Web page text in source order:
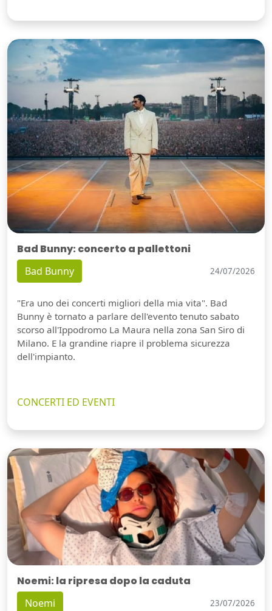
Bad Bunny: concerto a pallettoni
Bad Bunny 24/07/2026
"Era uno dei concerti migliori della mia vita". Bad
Bunny è tornato a parlare dell'evento tenuto sabato
scorso all'Ippodromo La Maura nella zona San Siro di
Milano. E la grandine riapre il problema sicurezza
dell'impianto.
CONCERTI ED EVENTI
Noemi: la ripresa dopo la caduta
Noemi 23/07/2026